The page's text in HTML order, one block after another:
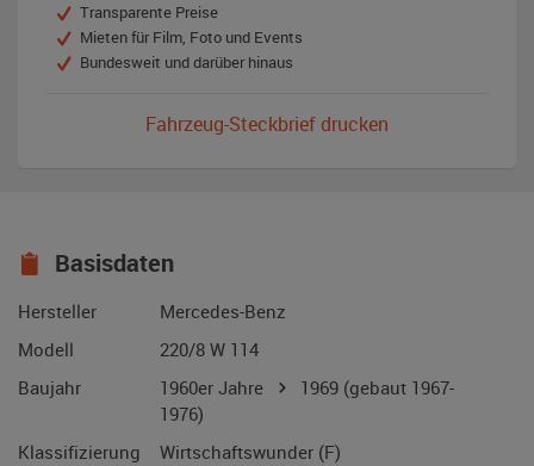
Transparente Preise
Mieten für Film, Foto und Events
Bundesweit und darüber hinaus
Fahrzeug-Steckbrief drucken
Basisdaten
Hersteller
Mercedes-Benz
Modell
220/8 W 114
Baujahr
1960er Jahre 1969 (gebaut 1967-
1976)
Klassifizierung
Wirtschaftswunder (F)